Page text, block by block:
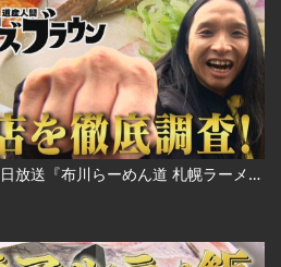
オズブラウン #85 12月14日放送『布川らーめん道 札幌ラーメン最前線2025』